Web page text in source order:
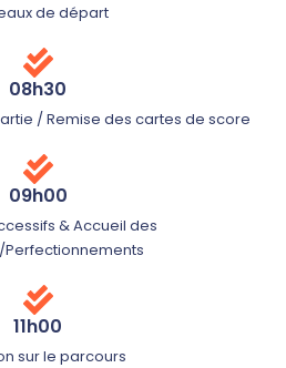
de départ
08h30
/ Remise des cartes de score
09h00
& Accueil des
Perfectionnements
11h00
sur le parcours